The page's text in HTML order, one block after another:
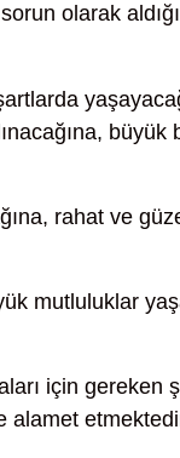
olarak
rahat ve
mutluluklar
için gereken
alamet